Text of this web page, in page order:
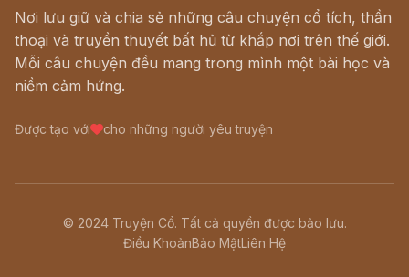
Nơi lưu giữ và chia sẻ những câu chuyện cổ tích, thần
thoại và truyền thuyết bất hủ từ khắp nơi trên thế giới.
Mỗi câu chuyện đều mang trong mình một bài học và
niềm cảm hứng.
Được tạo với cho những người yêu truyện
© 2024 Truyện Cổ. Tất cả quyền được bảo lưu.
Điều KhoảnBảo MậtLiên Hệ